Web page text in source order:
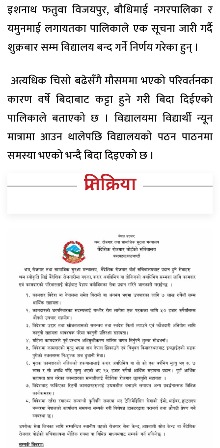
इशनाथ फतुवा विजयपुर, बौधिमाई नगरपालिका र
यमुनमाई लगायतका पालिकाले एक सूचना जारी गर्दै
शुक्रबार सम्म विद्यालय बन्द गर्ने निर्णय गरेका हुन् ।
अत्यधिक चिसो बढेसँगै मौसममा भएको परिवर्तनका
कारण वर्षे बिदाबाट कट्टा हुने गरी बिदा दिईएको
पालिकाले बताएको छ । विद्यालयमा विद्यार्थी न्यून
मात्रामा आउन थालेपछि विद्यालयको पठन पाठनमा
समस्या भएको भन्दै बिदा दिइएको छ ।
प्रतिक्रिया